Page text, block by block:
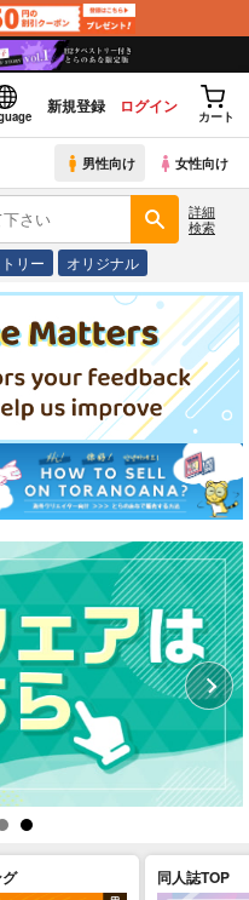
新規登録 ログイン
カート
男性向け 女性向け
詳細
検索
リー オリジナル
同人誌TOP